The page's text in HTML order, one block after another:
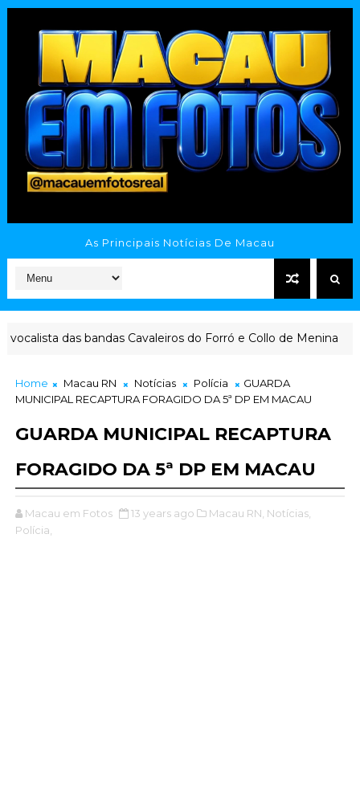
As Principais Notícias De Macau
bandas Cavaleiros do Forró e Collo de Menina NOTÍCIA
Home Macau RN Notícias Polícia
GUARDA
MUNICIPAL RECAPTURA FORAGIDO DA 5ª DP EM MACAU
GUARDA MUNICIPAL RECAPTURA
FORAGIDO DA 5ª DP EM MACAU
Macau em Fotos 13 years ago Macau RN, Notícias,
Polícia,